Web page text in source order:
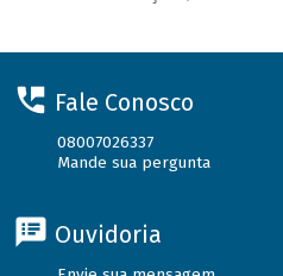
Fale Conosco
08007026337
Mande sua pergunta
Ouvidoria